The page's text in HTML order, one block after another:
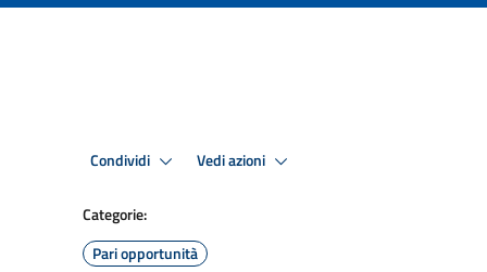
Condividi Vedi azioni
Categorie:
Pari opportunità